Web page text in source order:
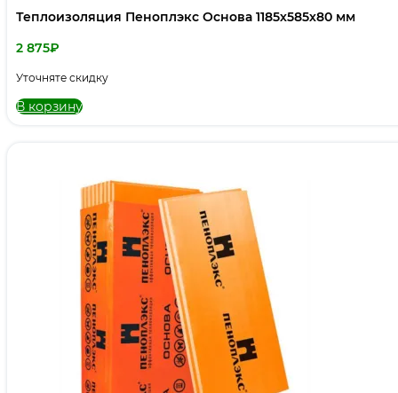
Теплоизоляция Пеноплэкс Основа 1185х585х80 мм
2 875₽
Уточняте скидку
В корзину